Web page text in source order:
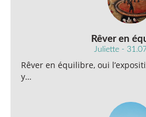
Rêver en
Juliette -
Rêver en équilibre, oui
y…